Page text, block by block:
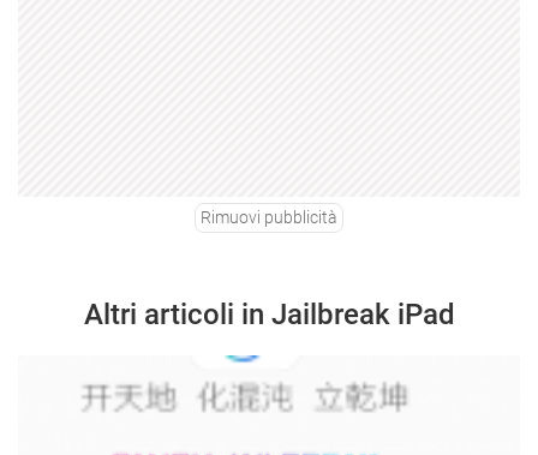
Rimuovi pubblicità
Altri articoli in Jailbreak iPad